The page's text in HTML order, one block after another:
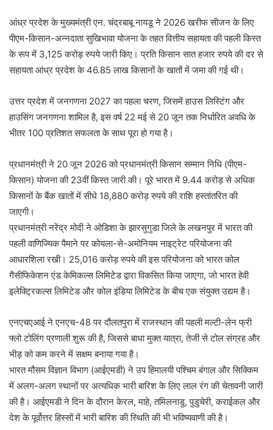
आंध्र प्रदेश के मुख्यमंत्री एन. चंद्रबाबू नायडू ने 2026 खरीफ सीजन के लिए
पीएम-किसान-अन्नदाता सुखिभावा योजना के तहत वित्तीय सहायता की पहली किस्त
के रूप में 3,125 करोड़ रुपये जारी किए। प्रति किसान सात हजार रुपये की दर से
सहायता आंध्र प्रदेश के 46.85 लाख किसानों के खातों में जमा की गई थी।
उत्तर प्रदेश में जनगणना 2027 का पहला चरण, जिसमें हाउस लिस्टिंग और
हाउसिंग जनगणना शामिल है, इस वर्ष 22 मई से 20 जून तक निर्धारित अवधि के
भीतर 100 प्रतिशत सफलता के साथ पूरा हो गया है।
प्रधानमंत्री ने 20 जून 2026 को प्रधानमंत्री किसान सम्मान निधि (पीएम-
किसान) योजना की 23वीं किस्त जारी की। पूरे भारत में 9.44 करोड़ से अधिक
किसानों के बैंक खातों में सीधे 18,880 करोड़ रुपये की राशि हस्तांतरित की
जाएगी।
प्रधानमंत्री नरेंद्र मोदी ने ओडिशा के झारसुगुडा जिले के लखनपुर में भारत की
पहली वाणिज्यिक पैमाने पर कोयला-से-अमोनियम नाइट्रेट परियोजना की
आधारशिला रखी। 25,016 करोड़ रुपये की इस परियोजना को भारत कोल
गैसीफिकेशन एंड केमिकल्स लिमिटेड द्वारा विकसित किया जाएगा, जो भारत हेवी
इलेक्ट्रिकल्स लिमिटेड और कोल इंडिया लिमिटेड के बीच एक संयुक्त उद्यम है।
एनएचएआई ने एनएच-48 पर दौलतपुरा में राजस्थान की पहली मल्टी-लेन फ्री
फ्लो टोलिंग प्रणाली शुरू की है, जिससे बाधा मुक्त यात्रा, तेजी से टोल संग्रह और
भीड़ को कम करने में सक्षम बनाया गया है।
भारत मौसम विज्ञान विभाग (आईएमडी) ने उप हिमालयी पश्चिम बंगाल और सिक्किम
में अलग-अलग स्थानों पर अत्यधिक भारी बारिश के लिए लाल रंग की चेतावनी जारी
की है। आईएमडी ने दिन के दौरान केरल, माहे, तमिलनाडु, पुडुचेरी, कराईकल और
देश के पूर्वोत्तर हिस्सों में भारी बारिश की स्थिति की भी भविष्यवाणी की है।